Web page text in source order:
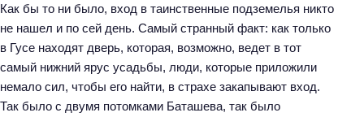
Как бы то ни было, вход в таинственные подземелья никто
не нашел и по сей день. Самый странный факт: как только
в Гусе находят дверь, которая, возможно, ведет в тот
самый нижний ярус усадьбы, люди, которые приложили
немало сил, чтобы его найти, в страхе закапывают вход.
Так было с двумя потомками Баташева, так было